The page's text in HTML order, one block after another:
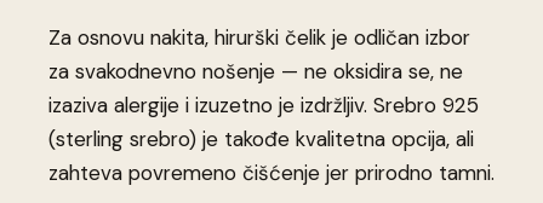
Za osnovu nakita, hirurški čelik je odličan izbor
za svakodnevno nošenje — ne oksidira se, ne
izaziva alergije i izuzetno je izdržljiv. Srebro 925
(sterling srebro) je takođe kvalitetna opcija, ali
zahteva povremeno čišćenje jer prirodno tamni.